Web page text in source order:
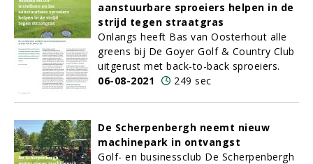
aanstuurbare sproeiers helpen in de
strijd tegen straatgras
Onlangs heeft Bas van Oosterhout alle
greens bij De Goyer Golf & Country Club
uitgerust met back-to-back sproeiers.
06-08-2021
249 sec
De Scherpenbergh neemt nieuw
machinepark in ontvangst
Golf- en businessclub De Scherpenbergh